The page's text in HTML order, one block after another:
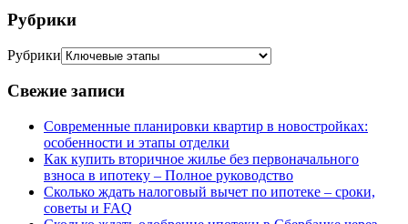
Рубрики
Рубрики
Свежие записи
Современные планировки квартир в новостройках:
особенности и этапы отделки
Как купить вторичное жилье без первоначального
взноса в ипотеку – Полное руководство
Сколько ждать налоговый вычет по ипотеке – сроки,
советы и FAQ